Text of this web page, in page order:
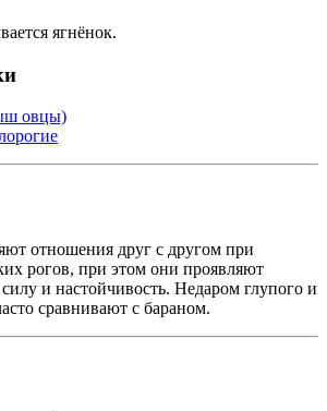
ягнёнок.
овцы)
отношения друг с другом при
рогов, при этом они проявляют
и настойчивость. Недаром глупого и
сравнивают с бараном.